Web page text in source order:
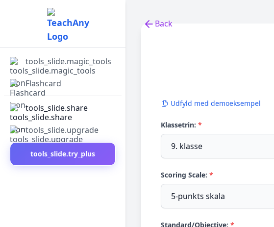
tools_slide.magic_tools
Flashcard
tools_slide.share
tools_slide.upgrade
tools_slide.try_plus
Back
Back to tools
Udfyld med demoeksempel
Klassetrin: *
Scoring Scale: *
Standard/Objective: *